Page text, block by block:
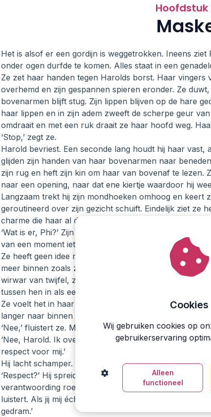
Hoofdstuk
Het is alsof er een gordijn is weggetrokken. Ineens
onder ogen durfde te komen. Alles staat in een
Ze zet haar handen tegen Harolds borst. Haar vingers
overhemd en zijn gespannen spieren eronder. Ze
bovenarmen blijft stug. Zijn lippen blijven op de hare
haar lippen en in zijn adem zweeft de scherpe geur
omdraait en met een ruk draait ze haar hoofd weg.
‘Stop,’ zegt ze.
Harold bevriest. Een seconde lang houdt hij haar vast,
glijden zijn handen van haar bovenarmen naar
zijn rug en heft zijn kin om haar van bovenaf te lezen.
naar een opening, naar dat ene kiertje waardoor hij
Langzaam trekt hij zijn mondhoeken omhoog en keert
geroutineerd over zijn gezicht schuift. Eindelijk ziet ze
charme die haar al die jaren verward heeft gehouden.
‘Wat is er, Phi?’ Zijn stem klinkt zacht, maar zijn ogen
van een moment iets groters dan het is. Je kent jezelf
Ze heeft geen idee meer wie ze is, maar ze weet
meer binnen zoals ze eerder deden. Hij probeert haar
wirwar van twijfel, zelfbeschuldiging en schuldgevoel.
tussen hen in als een muur die hij niet langer kan
Ze voelt het in haar lijf. In de rilling langs haar
langer naar binnen slaat, maar zich naar buiten keert,
‘Nee,’ fluistert ze. Met de rug van haar hand veegt ze
‘Nee, Harold. Ik overdrijf niet. Je overschrijdt mijn
respect voor mij.’
Hij lacht schamper.
‘Respect?’ Hij spreidt zijn handen. ‘Weet je wat geen
verantwoording roept alsof ik een kind ben. Jij laat mij
luistert. Als jij mij écht zou respecteren, zou je
gedram.’
Cookies
Wij gebruiken cookies op
gebruikerservaring
Alleen
functioneel